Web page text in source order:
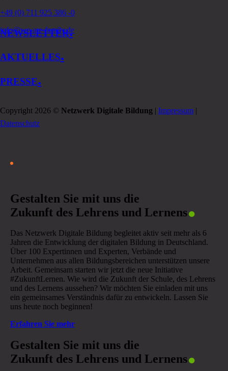
+49 (0) 711 925 386 -0
info@we-are-family.de
NEWSLETTER.
AKTUELLES.
PRESSE.
Copyright 2026 © Netzwerk Digitale Bildung | Impressum |
Datenschutz
Gestalten Sie mit uns die
Zukunft des Lehrens und Lernens.
Das Netzwerk Digitale Bildung begleitet aktiv seit mehr als 6
Jahren die Entwicklung der digitalen Bildung in Deutschland.
Über 100 Expertinnen und Experten, Verbände und
Unternehmen aus allen Bildungsbereichen unterstützen unsere
Arbeit. Gemeinsam starten wir jetzt die neue Initiative
#ZukunftLernen. Wie wird die Zukunft der Schule, des Lehrens
und des Lernens aussehen? Wir möchten Sie einladen mit uns
ein gemeinsames Verständnis dafür zu entwickeln. Lassen Sie
uns heute noch beginnen!
Erfahren Sie mehr
Gestalten Sie mit uns die
Zukunft des Lehrens und Lernens.